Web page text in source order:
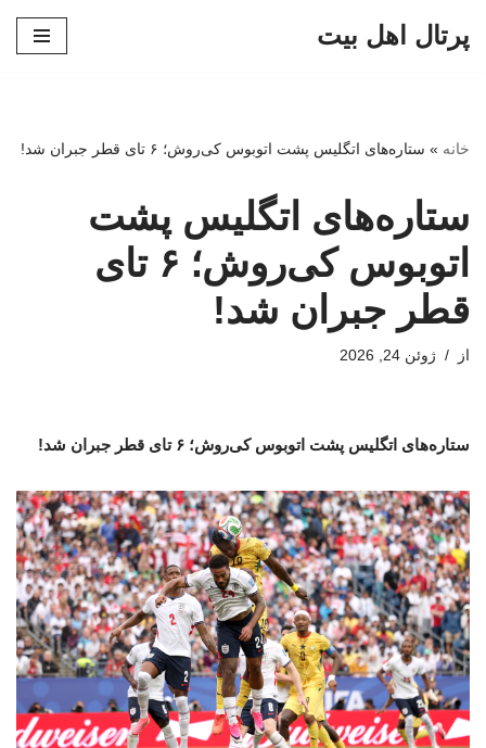
پرتال اهل بیت
خانه » ستاره‌های اتگلیس پشت اتوبوس کی‌روش؛ ۶ تای قطر جبران شد!
ستاره‌های اتگلیس پشت
اتوبوس کی‌روش؛ ۶ تای
قطر جبران شد!
از ژوئن 24, 2026
ستاره‌های اتگلیس پشت اتوبوس کی‌روش؛ ۶ تای قطر جبران شد!